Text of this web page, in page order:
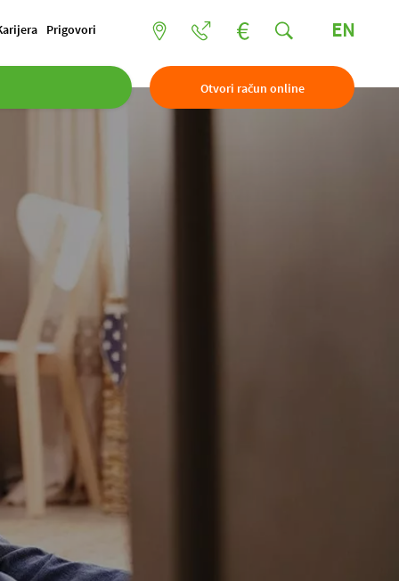
Prigovori EN
Otvori račun online